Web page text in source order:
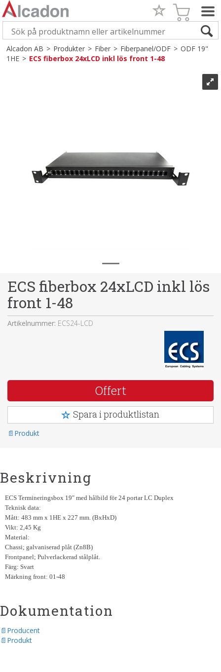
Alcadon AB>Produkter>Fiber>Fiberpanel/ODF>ODF 19"
1HE>ECS fiberbox 24xLCD inkl lös front 1-48
ECS fiberbox 24xLCD inkl lös
front 1-48
Artikelnummer: ECS24-LCD
Offert
Spara i produktlistan
Produkt
Beskrivning
ECS Termineringsbox 19" med hålbild för 24 portar LC Duplex
Teknisk data:
Mått: 483 mm x 1HE x 227 mm. (BxHxD)
Vikt: 2,45 Kg
Material:
Chassi; galvaniserad plåt (Zn8B)
Frontpanel; Pulverlackerad stålplåt.
Färg: Svart
Märkning front: 01-48
Dokumentation
Producent
Produkt